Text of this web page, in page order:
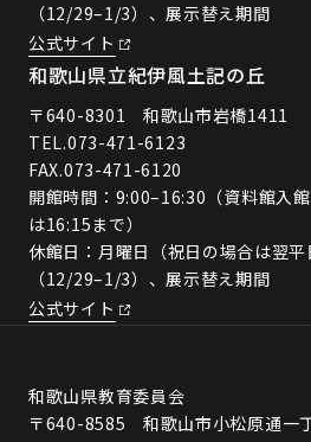
（12/29–1/3）、展示替え期間
公式サイト
和歌山県立紀伊風土記の丘
〒640-8301 和歌山市岩橋1411
TEL.073-471-6123
FAX.073-471-6120
開館時間：9:00–16:30（資料館入
は16:15まで）
休館日：月曜日（祝日の場合は翌
（12/29–1/3）、展示替え期間
公式サイト
和歌山県教育委員会
〒640-8585 和歌山市小松原通一